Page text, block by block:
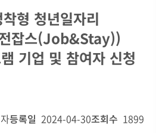
형 청년일자리
잡스(Job&Stay))
기업 및 참여자 신청
등록일 2024-04-30조회수 1899